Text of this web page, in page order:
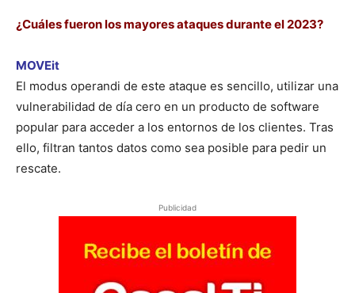
¿Cuáles fueron los mayores ataques durante el 2023?
MOVEit
El modus operandi de este ataque es sencillo, utilizar una
vulnerabilidad de día cero en un producto de software
popular para acceder a los entornos de los clientes. Tras
ello, filtran tantos datos como sea posible para pedir un
rescate.
Publicidad